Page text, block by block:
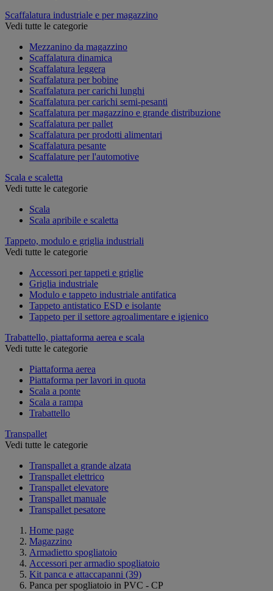
Scaffalatura industriale e per magazzino
Vedi tutte le categorie
Mezzanino da magazzino
Scaffalatura dinamica
Scaffalatura leggera
Scaffalatura per bobine
Scaffalatura per carichi lunghi
Scaffalatura per carichi semi-pesanti
Scaffalatura per magazzino e grande distribuzione
Scaffalatura per pallet
Scaffalatura per prodotti alimentari
Scaffalatura pesante
Scaffalature per l'automotive
Scala e scaletta
Vedi tutte le categorie
Scala
Scala apribile e scaletta
Tappeto, modulo e griglia industriali
Vedi tutte le categorie
Accessori per tappeti e griglie
Griglia industriale
Modulo e tappeto industriale antifatica
Tappeto antistatico ESD e isolante
Tappeto per il settore agroalimentare e igienico
Trabattello, piattaforma aerea e scala
Vedi tutte le categorie
Piattaforma aerea
Piattaforma per lavori in quota
Scala a ponte
Scala a rampa
Trabattello
Transpallet
Vedi tutte le categorie
Transpallet a grande alzata
Transpallet elettrico
Transpallet elevatore
Transpallet manuale
Transpallet pesatore
Home page
Magazzino
Armadietto spogliatoio
Accessori per armadio spogliatoio
Kit panca e attaccapanni (39)
Panca per spogliatoio in PVC - CP